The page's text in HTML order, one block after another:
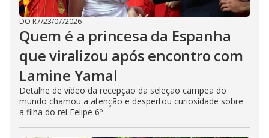
DO R7/23/07/2026
Quem é a princesa da Espanha
que viralizou após encontro com
Lamine Yamal
Detalhe de vídeo da recepção da seleção campeã do
mundo chamou a atenção e despertou curiosidade sobre
a filha do rei Felipe 6º